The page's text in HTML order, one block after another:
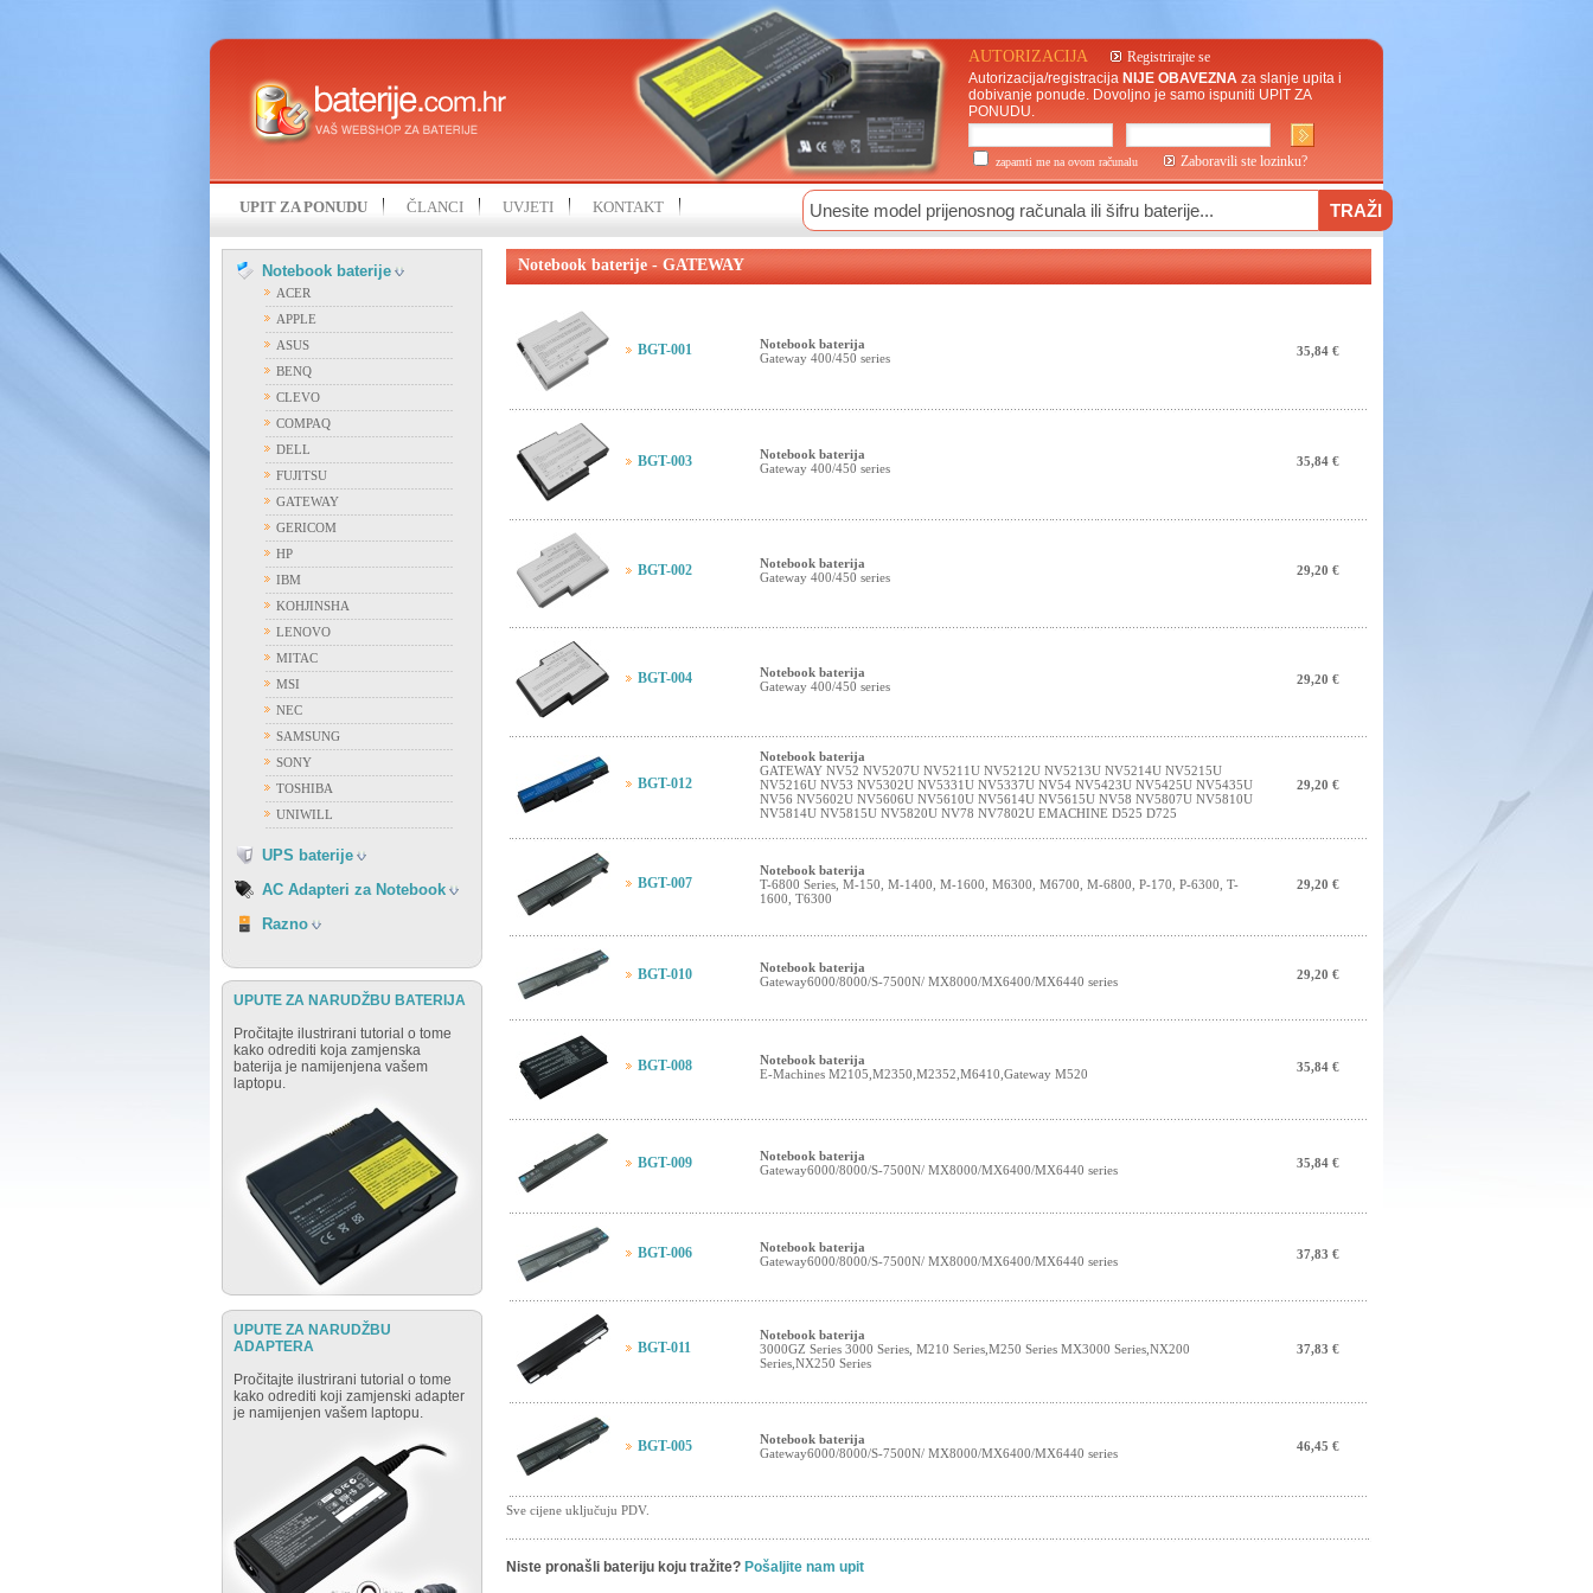
AUTORIZACIJA
Registrirajte se
Autorizacija/registracija NIJE OBAVEZNA za slanje upita i
dobivanje ponude. Dovoljno je samo ispuniti UPIT ZA
PONUDU.
zapamti me na ovom računalu Zaboravili ste lozinku?
UPIT ZA PONUDU ČLANCI UVJETI KONTAKT
Notebook baterije
ACER
APPLE
ASUS
BENQ
CLEVO
COMPAQ
DELL
FUJITSU
GATEWAY
GERICOM
HP
IBM
KOHJINSHA
LENOVO
MITAC
MSI
NEC
SAMSUNG
SONY
TOSHIBA
UNIWILL
UPS baterije
FIAMM
FIRST POWER
OSTALI PROIZVOĐAČI
VISION
AC Adapteri za Notebook
ACER
APPLE
ASUS
DELL
FUJITSU
GATEWAY
HP
IBM
LENOVO
NEC
SAMSUNG
SONY
TOSHIBA
Razno
UPUTE ZA NARUDŽBU BATERIJA
Pročitajte ilustrirani tutorial o tome
kako odrediti koja zamjenska
baterija je namijenjena vašem
laptopu.
UPUTE ZA NARUDŽBU
ADAPTERA
Pročitajte ilustrirani tutorial o tome
kako odrediti koji zamjenski adapter
je namijenjen vašem laptopu.
Notebook baterije - GATEWAY
BGT-001
Notebook baterija
Gateway 400/450 series
35,84 €
BGT-003
Notebook baterija
Gateway 400/450 series
35,84 €
BGT-002
Notebook baterija
Gateway 400/450 series
29,20 €
BGT-004
Notebook baterija
Gateway 400/450 series
29,20 €
BGT-012
Notebook baterija
GATEWAY NV52 NV5207U NV5211U NV5212U NV5213U NV5214U NV5215U
NV5216U NV53 NV5302U NV5331U NV5337U NV54 NV5423U NV5425U NV5435U
NV56 NV5602U NV5606U NV5610U NV5614U NV5615U NV58 NV5807U NV5810U
NV5814U NV5815U NV5820U NV78 NV7802U EMACHINE D525 D725
29,20 €
BGT-007
Notebook baterija
T-6800 Series, M-150, M-1400, M-1600, M6300, M6700, M-6800, P-170, P-6300, T-
1600, T6300
29,20 €
BGT-010
Notebook baterija
Gateway6000/8000/S-7500N/ MX8000/MX6400/MX6440 series
29,20 €
BGT-008
Notebook baterija
E-Machines M2105,M2350,M2352,M6410,Gateway M520
35,84 €
BGT-009
Notebook baterija
Gateway6000/8000/S-7500N/ MX8000/MX6400/MX6440 series
35,84 €
BGT-006
Notebook baterija
Gateway6000/8000/S-7500N/ MX8000/MX6400/MX6440 series
37,83 €
BGT-011
Notebook baterija
3000GZ Series 3000 Series, M210 Series,M250 Series MX3000 Series,NX200
Series,NX250 Series
37,83 €
BGT-005
Notebook baterija
Gateway6000/8000/S-7500N/ MX8000/MX6400/MX6440 series
46,45 €
Sve cijene uključuju PDV.
Niste pronašli bateriju koju tražite? Pošaljite nam upit